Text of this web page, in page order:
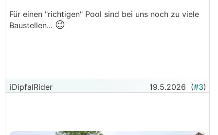
Für einen "richtigen" Pool sind bei uns noch zu viele
Baustellen... 😉
iDipfalRider 19.5.2026 (#3)